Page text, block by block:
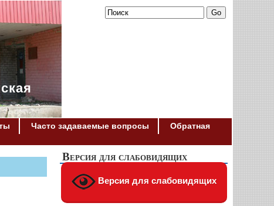
Часто задаваемые вопросы
Обратная
Версия для слабовидящих
Версия для слабовидящих